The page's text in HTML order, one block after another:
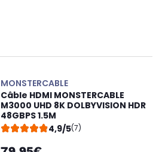
MONSTERCABLE
Câble HDMI MONSTERCABLE
M3000 UHD 8K DOLBYVISION HDR
48GBPS 1.5M
4,9/5(7)